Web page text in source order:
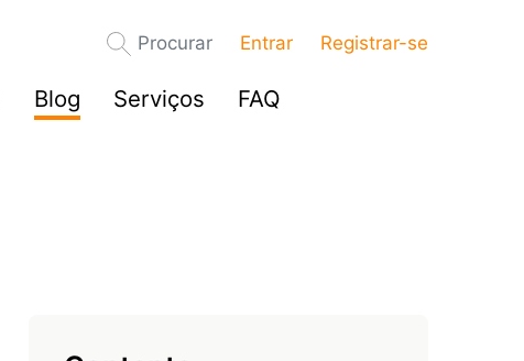
Procurar Entrar Registrar-se
Blog Serviços FAQ